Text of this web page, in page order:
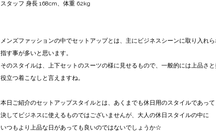
スタッフ 身長 168cm、体重 62kg
メンズファッションの中でセットアップとは、主にビジネスシーンに取り入れ
指す事が多いと思います。
そのスタイルは、上下セットのスーツの様に見せるもので、一般的には上品さ
役立つ着こなしと言えますね。
本日ご紹介のセットアップスタイルとは、あくまでも休日用のスタイルであって
決してビジネスに使えるものではございませんが、大人の休日スタイルの中に
いつもより上品な日があっても良いのではないでしょうか☆